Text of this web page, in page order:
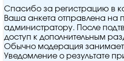
Спасибо за регистрацию в
Ваша анкета отправлена на
администратору. После
доступ к дополнительным
Обычно модерация занимает
Уведомление о результате